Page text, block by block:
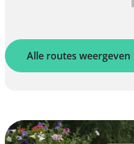
Alle routes weergeven